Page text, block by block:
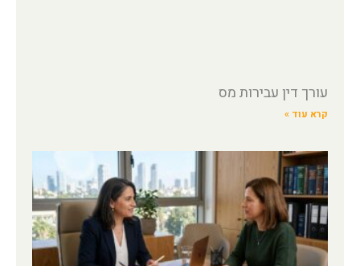
עורך דין עבירות מס
קרא עוד »